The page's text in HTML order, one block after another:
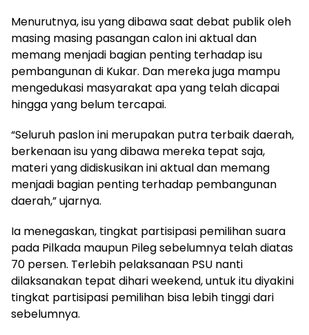
Menurutnya, isu yang dibawa saat debat publik oleh
masing masing pasangan calon ini aktual dan
memang menjadi bagian penting terhadap isu
pembangunan di Kukar. Dan mereka juga mampu
mengedukasi masyarakat apa yang telah dicapai
hingga yang belum tercapai.
“Seluruh paslon ini merupakan putra terbaik daerah,
berkenaan isu yang dibawa mereka tepat saja,
materi yang didiskusikan ini aktual dan memang
menjadi bagian penting terhadap pembangunan
daerah,” ujarnya.
Ia menegaskan, tingkat partisipasi pemilihan suara
pada Pilkada maupun Pileg sebelumnya telah diatas
70 persen. Terlebih pelaksanaan PSU nanti
dilaksanakan tepat dihari weekend, untuk itu diyakini
tingkat partisipasi pemilihan bisa lebih tinggi dari
sebelumnya.